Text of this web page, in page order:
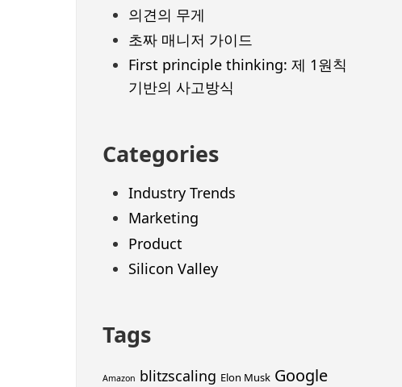
의견의 무게
초짜 매니저 가이드
First principle thinking: 제 1원칙
기반의 사고방식
Categories
Industry Trends
Marketing
Product
Silicon Valley
Tags
Amazon blitzscaling Elon Musk Google